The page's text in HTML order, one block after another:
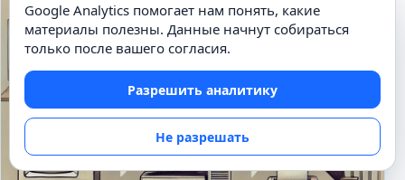
Google Analytics помогает нам понять, какие
материалы полезны. Данные начнут собираться
только после вашего согласия.
Разрешить аналитику
Не разрешать